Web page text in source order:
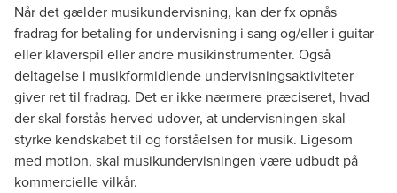
Når det gælder musikundervisning, kan der fx opnås
fradrag for betaling for undervisning i sang og/eller i guitar-
eller klaverspil eller andre musikinstrumenter. Også
deltagelse i musikformidlende undervisningsaktiviteter
giver ret til fradrag. Det er ikke nærmere præciseret, hvad
der skal forstås herved udover, at undervisningen skal
styrke kendskabet til og forståelsen for musik. Ligesom
med motion, skal musikundervisningen være udbudt på
kommercielle vilkår.